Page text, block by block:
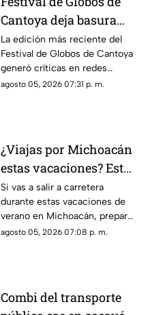
Cantoya deja basura
sobre el Lago de
Pátzcuaro; ciudadanos
exigen acciones
La edición más reciente del
Festival de Globos de Cantoya
generó críticas en redes
sociales luego de que
una de las principales zonas
naturales del municipio.
agosto 05, 2026 07:31 p. m.
¿Viajas por Michoacán
estas vacaciones? Esto
es lo indispensable que
debes llevar en tu
automóvil
Si vas a salir a carretera
durante estas vacaciones de
verano en Michoacán, preparar
tu automóvil antes del viaje
del vehículo y llevar
agosto 05, 2026 07:08 p. m.
Combi del transporte